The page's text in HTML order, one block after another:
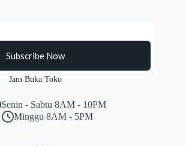
Subscribe Now
Jam Buka Toko
Senin - Sabtu 8AM - 10PM
Minggu 8AM - 5PM